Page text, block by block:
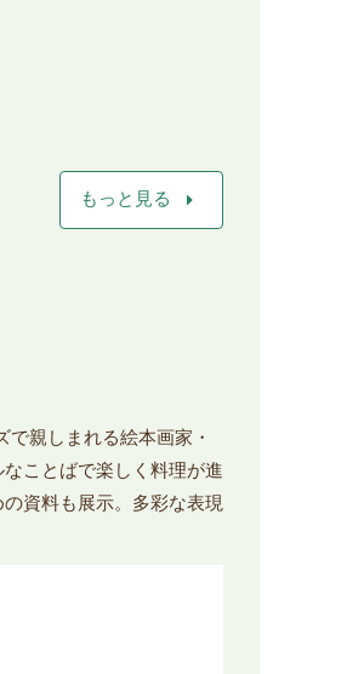
もっと見る arrow_right
親しまれる絵本画家・
ことばで楽しく料理が進
資料も展示。多彩な表現